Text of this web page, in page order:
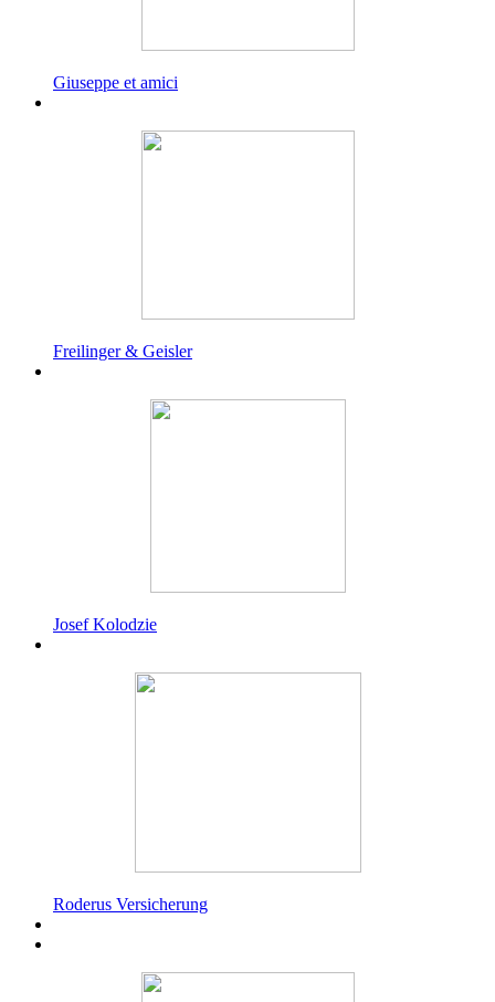
Giuseppe et amici
Freilinger & Geisler
Josef Kolodzie
Roderus Versicherung